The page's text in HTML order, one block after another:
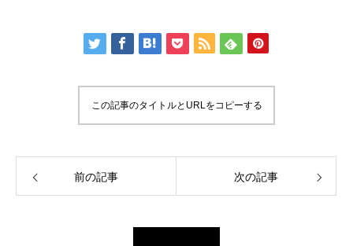
この記事のタイトルとURLをコピーする
前の記事 次の記事